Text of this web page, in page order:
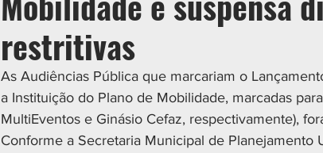
restritivas
As Audiências Pública que marcariam o
a Instituição do Plano de Mobilidade, marcadas
MultiEventos e Ginásio Cefaz, respectivamente),
Conforme a Secretaria Municipal de Planejamento